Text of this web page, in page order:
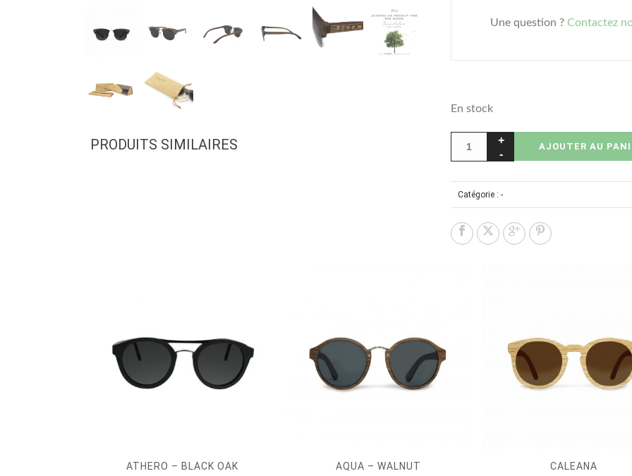
Une question ? Contactez
En stock
AJOUTER AU
Catégorie : -
PRODUITS SIMILAIRES
ATHERO – BLACK OAK AQUA – WALNUT CALEANA